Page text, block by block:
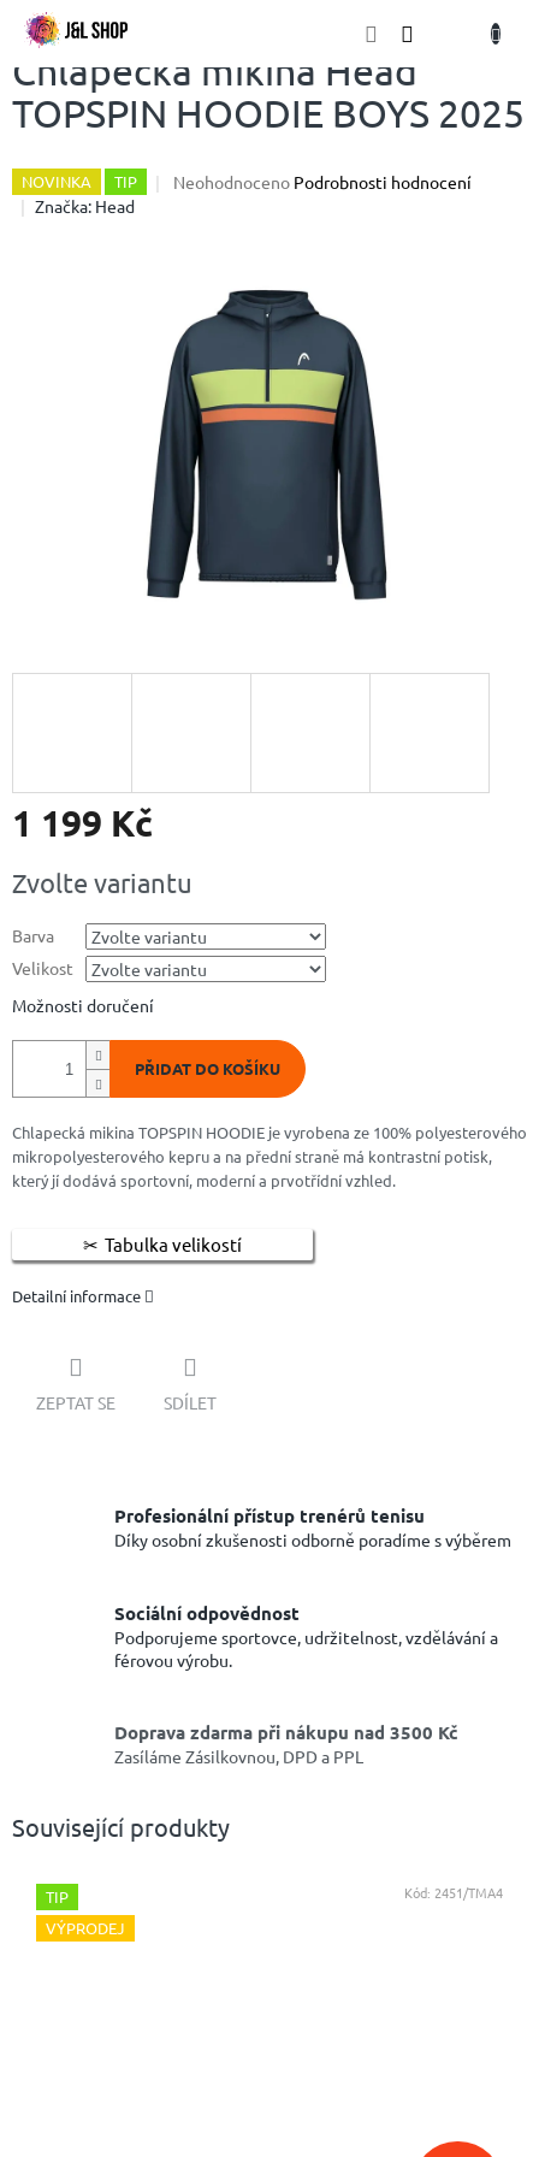
Přejít
obsah
Chlapecká mikina Head
TOPSPIN HOODIE BOYS 2025
NOVINKA TIP
Průměrné
hvězdiček.
Neohodnoceno Podrobnosti hodnocení
Značka: Head
1 199 Kč
cena:
Zvolte variantu
Barva
Velikost
Možnosti doručení
PŘIDAT DO KOŠÍKU
Chlapecká mikina TOPSPIN HOODIE je vyrobena ze 100% polyesterového
mikropolyesterového kepru a na přední straně má kontrastní potisk,
který jí dodává sportovní, moderní a prvotřídní vzhled.
Tabulka velikostí
Detailní informace
ZEPTAT SE SDÍLET
Profesionální přístup trenérů tenisu
Díky osobní zkušenosti odborně poradíme s výběrem
Sociální odpovědnost
Podporujeme sportovce, udržitelnost, vzdělávání a
férovou výrobu.
Doprava zdarma při nákupu nad 3500 Kč
Zasíláme Zásilkovnou, DPD a PPL
Související produkty
TIP
VÝPRODEJ
Kód: 2451/TMA4